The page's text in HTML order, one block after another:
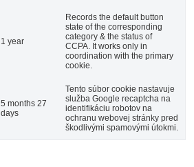
1 year
Records the default button
state of the corresponding
category & the status of
CCPA. It works only in
coordination with the primary
cookie.
5 months 27
days
Tento súbor cookie nastavuje
služba Google recaptcha na
identifikáciu robotov na
ochranu webovej stránky pred
škodlivými spamovými útokmi.